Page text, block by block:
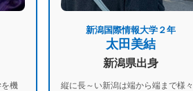
機
新潟国際情報大学２年
太田美結
新潟県出身
縦に長～い新潟は端から端まで様々